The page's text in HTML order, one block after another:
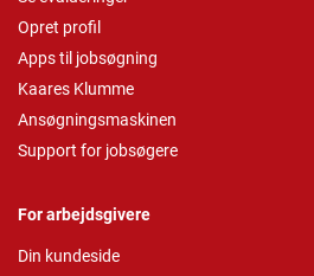
Opret profil
Apps til jobsøgning
Kaares Klumme
Ansøgningsmaskinen
Support for jobsøgere
For arbejdsgivere
Din kundeside